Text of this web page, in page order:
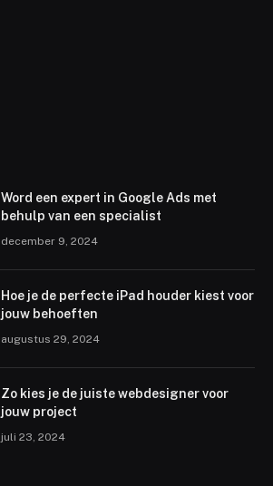
Word een expert in Google Ads met
behulp van een specialist
december 9, 2024
Hoe je de perfecte iPad houder kiest voor
jouw behoeften
augustus 29, 2024
Zo kies je de juiste webdesigner voor
jouw project
juli 23, 2024